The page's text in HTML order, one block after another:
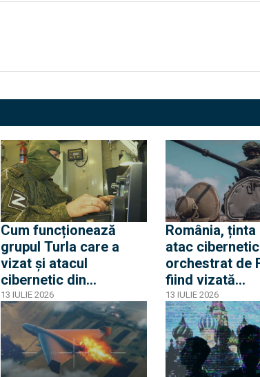
Cum funcționează
grupul Turla care a
vizat și atacul
cibernetic din
România. Turla e o
unitate cibernetică
strict geopolitică și
militară a FSB rus
13 IULIE 2026
România, ținta
atac
orchestrat de
fiind vizată
infrastructura
Nicușor Dan
operațiunea
13 IULIE 2026